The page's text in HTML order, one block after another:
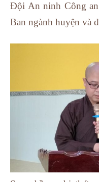
Đội An ninh Công
Ban ngành huyện và